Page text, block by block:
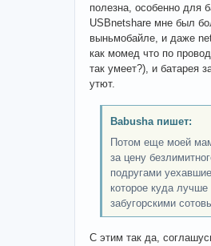
полезна, особенно для
USBnetshare мне был
выньмобайле, и даже
как момед что по
так умеет?), и батарея
утют.
Babusha пишет:
Потом еще моей
за цену
подругами
которое куда
забугорскими
С этим так да,